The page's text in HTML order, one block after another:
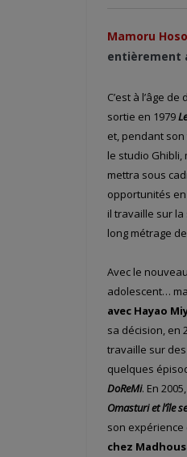
Mamoru
entièrement
C’est à l’âge
sortie en 1979
et, pendant son
le studio Ghibli,
mettra sous
opportunités
il travaille sur la
long métrage
Avec le
adolescent…
avec Hayao
sa décision, en
travaille sur
quelques
DoReMi. En
Omasturi et l’île
son expérience
chez